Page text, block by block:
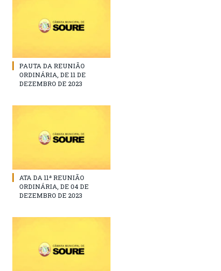
PAUTA DA REUNIÃO
ORDINÁRIA, DE 11 DE
DEZEMBRO DE 2023
ATA DA 11ª REUNIÃO
ORDINÁRIA, DE 04 DE
DEZEMBRO DE 2023